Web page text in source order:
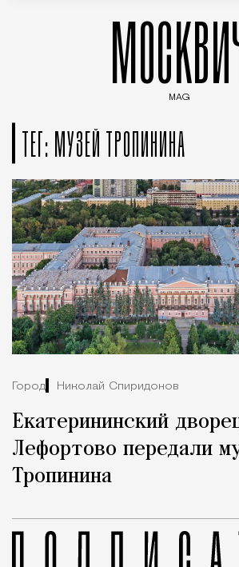
MAG
ТЕГ: МУЗЕЙ ТРОПИНИНА
Город Николай Спиридонов
Екатерининский
Лефортово передали
Тропинина